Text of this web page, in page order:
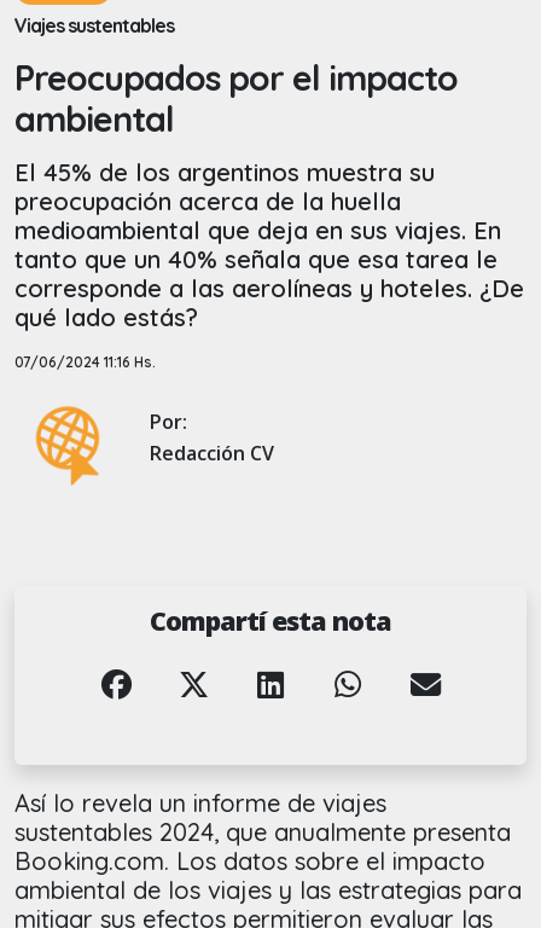
Viajes sustentables
Preocupados por el impacto
ambiental
El 45% de los argentinos muestra su
preocupación acerca de la huella
medioambiental que deja en sus viajes. En
tanto que un 40% señala que esa tarea le
corresponde a las aerolíneas y hoteles. ¿De
qué lado estás?
07/06/2024 11:16 Hs.
Por:
Redacción CV
Compartí esta nota
Así lo revela un informe de viajes
sustentables 2024, que anualmente presenta
Booking.com. Los datos sobre el impacto
ambiental de los viajes y las estrategias para
mitigar sus efectos permitieron evaluar las